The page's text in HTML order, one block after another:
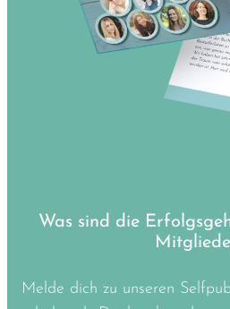
Was sind die
Melde dich zu unseren